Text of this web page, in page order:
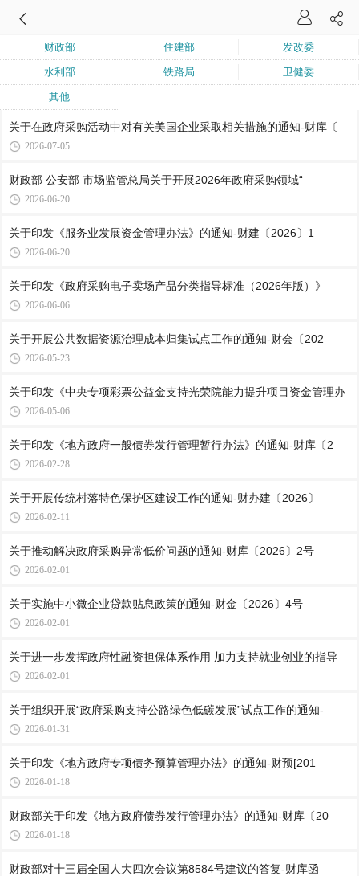
财政部 住建部 发改委
水利部 铁路局 卫健委
其他
关于在政府采购活动中对有关美国企业采取相关措施的通知-财库〔
2026-07-05
财政部 公安部 市场监管总局关于开展2026年政府采购领域“
2026-06-20
关于印发《服务业发展资金管理办法》的通知-财建〔2026〕1
2026-06-20
关于印发《政府采购电子卖场产品分类指导标准（2026年版）》
2026-06-06
关于开展公共数据资源治理成本归集试点工作的通知-财会〔202
2026-05-23
关于印发《中央专项彩票公益金支持光荣院能力提升项目资金管理办
2026-05-06
关于印发《地方政府一般债券发行管理暂行办法》的通知-财库〔2
2026-02-28
关于开展传统村落特色保护区建设工作的通知-财办建〔2026〕
2026-02-11
关于推动解决政府采购异常低价问题的通知-财库〔2026〕2号
2026-02-01
关于实施中小微企业贷款贴息政策的通知-财金〔2026〕4号
2026-02-01
关于进一步发挥政府性融资担保体系作用 加力支持就业创业的指导
2026-02-01
关于组织开展“政府采购支持公路绿色低碳发展”试点工作的通知-
2026-01-31
关于印发《地方政府专项债务预算管理办法》的通知-财预[201
2026-01-18
财政部关于印发《地方政府债券发行管理办法》的通知-财库〔20
2026-01-18
财政部对十三届全国人大四次会议第8584号建议的答复-财库函